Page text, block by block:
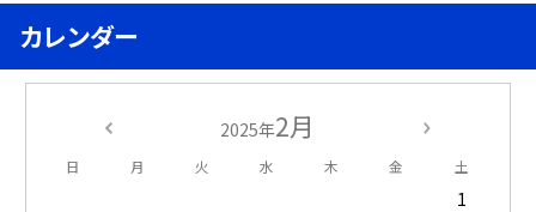
カレンダー
2025年2月
日 月 火 水 木 金 土
1